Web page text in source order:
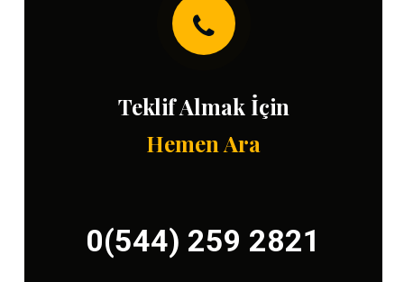
Teklif Almak İçin
Hemen Ara
0(544) 259 2821